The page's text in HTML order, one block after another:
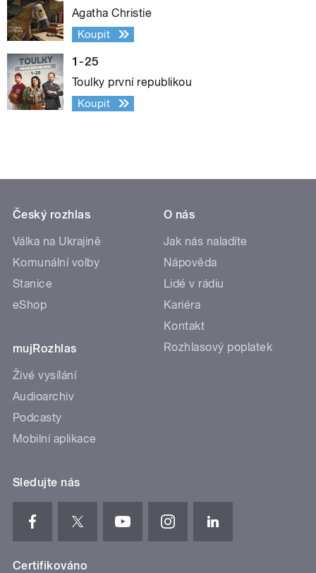
Agatha Christie
Koupit
1-25
Toulky první republikou
Koupit
Český rozhlas
Válka na Ukrajině
Komunální volby
Stanice
eShop
mujRozhlas
Živé vysílání
Audioarchiv
Podcasty
Mobilní aplikace
O nás
Jak nás naladíte
Nápověda
Lidé v rádiu
Kariéra
Kontakt
Rozhlasový poplatek
Sledujte nás
Certifikováno